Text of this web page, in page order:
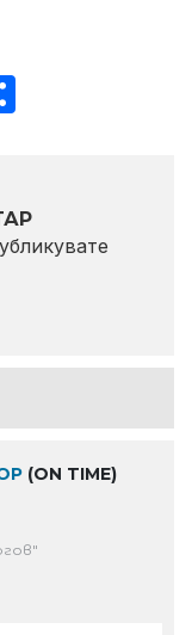
(ON TIME)